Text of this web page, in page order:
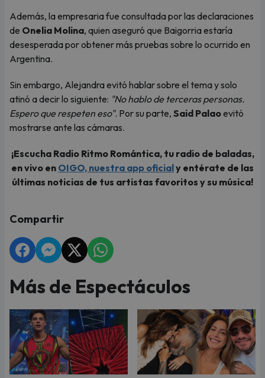
Además, la empresaria fue consultada por las declaraciones
de Onelia Molina, quien aseguró que Baigorria estaría
desesperada por obtener más pruebas sobre lo ocurrido en
Argentina.
Sin embargo, Alejandra evitó hablar sobre el tema y solo
atinó a decir lo siguiente: "No hablo de terceras personas.
Espero que respeten eso". Por su parte, Said Palaoevitó
mostrarse ante las cámaras.
¡Escucha Radio Ritmo Romántica, tu radio de baladas,
en vivo en OIGO, nuestra app oficialy entérate de las
últimas noticias de tus artistas favoritos y su música!
Compartir
Más de Espectáculos